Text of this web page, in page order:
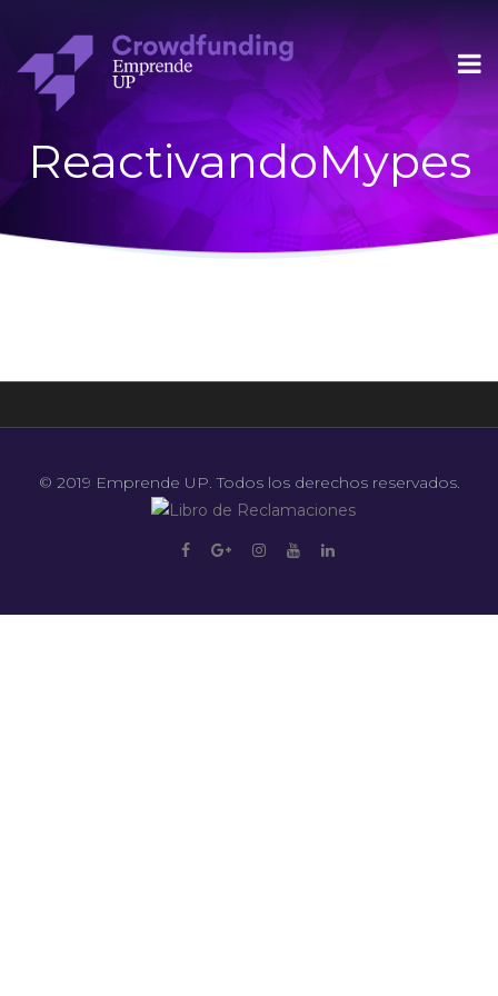
ReactivandoMypes
© 2019 Emprende UP. Todos los derechos reservados.